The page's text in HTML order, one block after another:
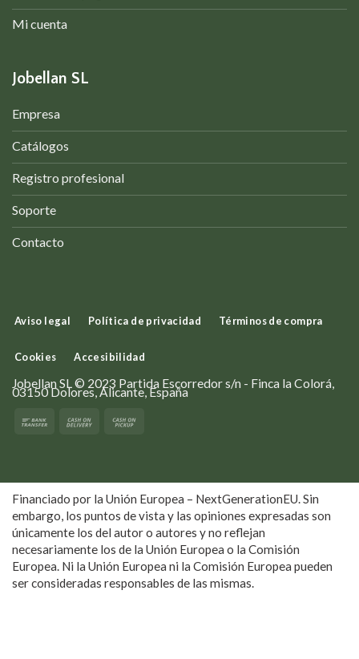
Mi cuenta
Jobellan SL
Empresa
Catálogos
Registro profesional
Soporte
Contacto
Aviso legal Política de privacidad Términos de compra
Cookies Accesibilidad
Jobellan SL © 2023 Partida Escorredor s/n - Finca la Colorá,
03150 Dolores, Alicante, España
Financiado por la Unión Europea – NextGenerationEU. Sin
embargo, los puntos de vista y las opiniones expresadas son
únicamente los del autor o autores y no reflejan
necesariamente los de la Unión Europea o la Comisión
Europea. Ni la Unión Europea ni la Comisión Europea pueden
ser consideradas responsables de las mismas.